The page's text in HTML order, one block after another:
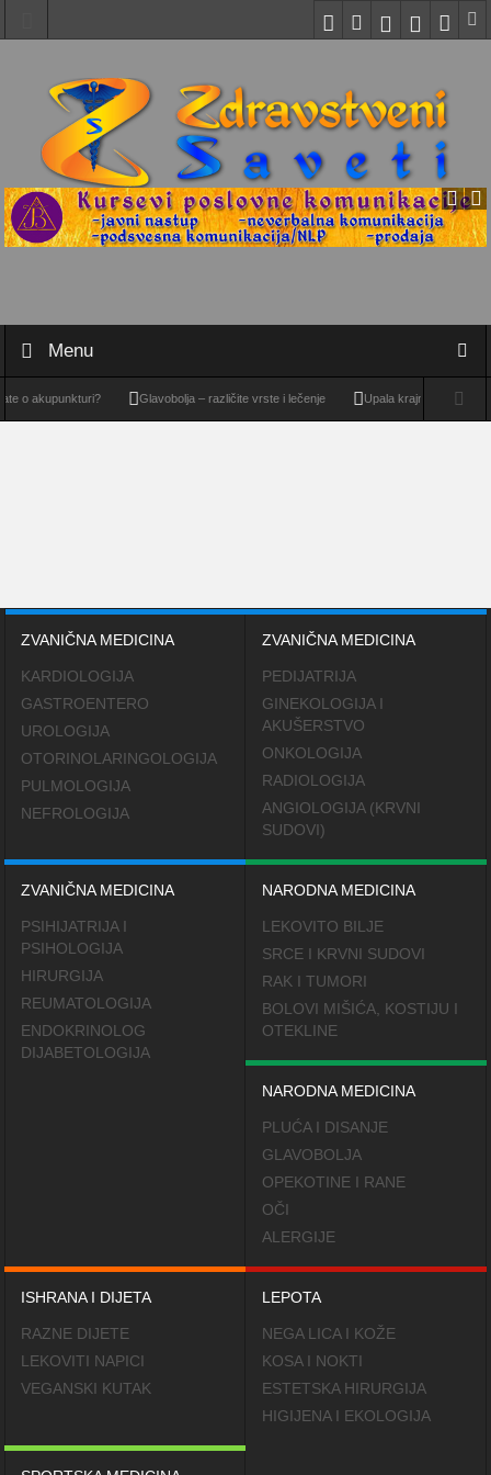
Menu
o akupunkturi? Glavobolja – različite vrste i lečenje Upala krajnika – tonzilitis
ZVANIČNA MEDICINA
KARDIOLOGIJA
GASTROENTERO
UROLOGIJA
OTORINOLARINGOLOGIJA
PULMOLOGIJA
NEFROLOGIJA
ZVANIČNA MEDICINA
PEDIJATRIJA
GINEKOLOGIJA I
AKUŠERSTVO
ONKOLOGIJA
RADIOLOGIJA
ANGIOLOGIJA (KRVNI
SUDOVI)
ZVANIČNA MEDICINA
PSIHIJATRIJA I
PSIHOLOGIJA
HIRURGIJA
REUMATOLOGIJA
ENDOKRINOLOG
DIJABETOLOGIJA
NARODNA MEDICINA
LEKOVITO BILJE
SRCE I KRVNI SUDOVI
RAK I TUMORI
BOLOVI MIŠIĆA, KOSTIJU I
OTEKLINE
NARODNA MEDICINA
PLUĆA I DISANJE
GLAVOBOLJA
OPEKOTINE I RANE
OČI
ALERGIJE
ISHRANA I DIJETA
RAZNE DIJETE
LEKOVITI NAPICI
VEGANSKI KUTAK
LEPOTA
NEGA LICA I KOŽE
KOSA I NOKTI
ESTETSKA HIRURGIJA
HIGIJENA I EKOLOGIJA